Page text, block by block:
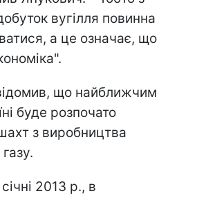
вугілля повинна
а це означає, що
що найближчим
буде розпочато
з виробництва
2013 р., в